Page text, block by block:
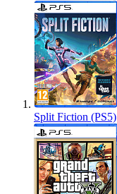
Split Fiction (PS5)